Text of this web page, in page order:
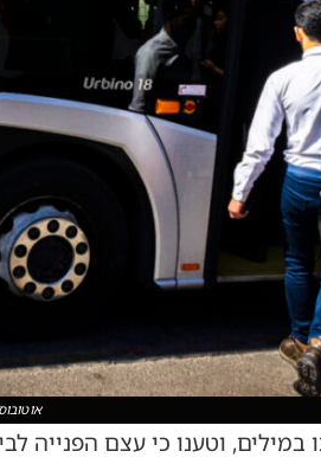
וטענו כי עצם הפנייה